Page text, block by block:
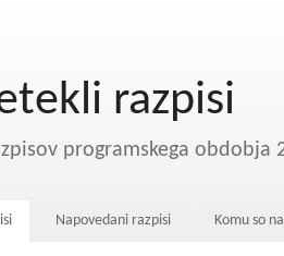
Logotipi Napovedani razpisiMedregionalno
razpisi
programskega obdobja
Napovedani razpisi Komu so